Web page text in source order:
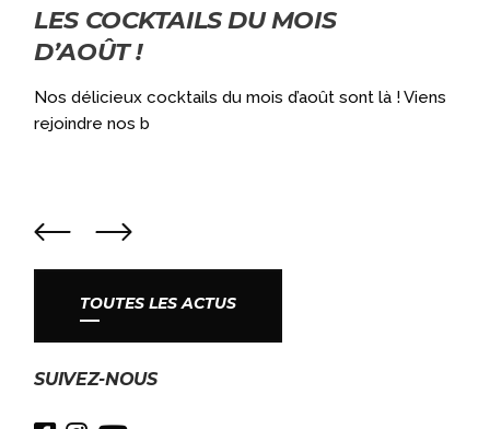
LES COCKTAILS DU MOIS
D’AOÛT !
Nos délicieux cocktails du mois d’août sont là ! Viens
rejoindre nos b
TOUTES LES ACTUS
SUIVEZ-NOUS